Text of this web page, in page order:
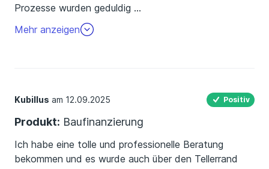
Prozesse wurden geduldig …
erklärt. Ich konnte mein Projekt so wie ich es mir
gewünscht habe realisieren. Danke an Herrn
Mehr anzeigen
Kubillus am 12.09.2025 Positiv
Produkt: Baufinanzierung
Ich habe eine tolle und professionelle Beratung
bekommen und es wurde auch über den Tellerrand